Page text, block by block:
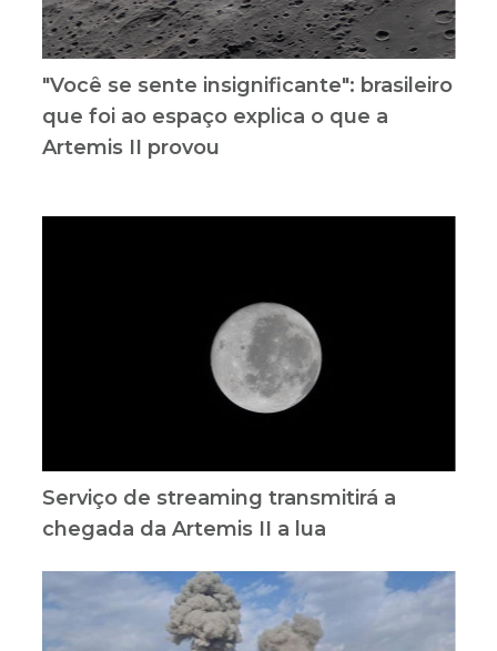
"Você se sente insignificante": brasileiro
que foi ao espaço explica o que a
Artemis II provou
Serviço de streaming transmitirá a
chegada da Artemis II a lua